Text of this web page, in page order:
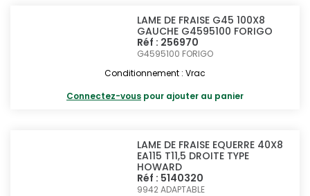
LAME DE FRAISE G45 100X8
GAUCHE G4595100 FORIGO
Réf : 256970
G4595100 FORIGO
Conditionnement : Vrac
Connectez-vous pour ajouter au panier
LAME DE FRAISE EQUERRE 40X8
EA115 T11,5 DROITE TYPE
HOWARD
Réf : 5140320
9942ADAPTABLE